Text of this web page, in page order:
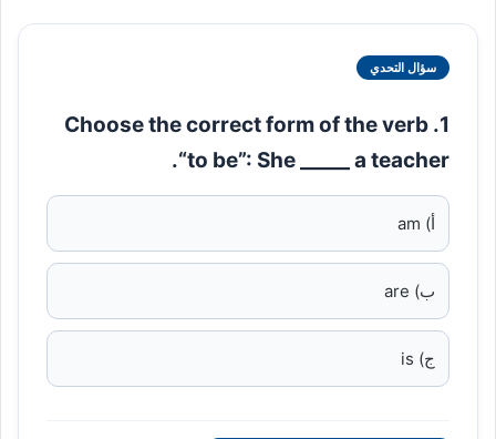
سؤال التحدي
1. Choose the correct form of the verb
“to be”: She _____ a teacher.
أ) am
ب) are
ج) is